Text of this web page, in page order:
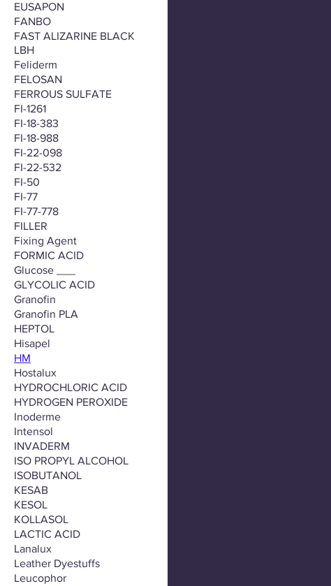
EUSAPON
FANBO
FAST ALIZARINE BLACK
LBH
Feliderm
FELOSAN
FERROUS SULFATE
FI-1261
FI-18-383
FI-18-988
FI-22-098
FI-22-532
FI-50
FI-77
FI-77-778
FILLER
Fixing Agent
FORMIC ACID
Glucose ___
GLYCOLIC ACID
Granofin
Granofin PLA
HEPTOL
Hisapel
HM
Hostalux
HYDROCHLORIC ACID
HYDROGEN PEROXIDE
Inoderme
Intensol
INVADERM
ISO PROPYL ALCOHOL
ISOBUTANOL
KESAB
KESOL
KOLLASOL
LACTIC ACID
Lanalux
Leather Dyestuffs
Leucophor